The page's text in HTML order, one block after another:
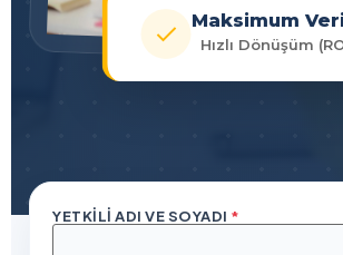
Maksimum
Hızlı Dönüşüm
YETKILI ADI VE SOYADI *